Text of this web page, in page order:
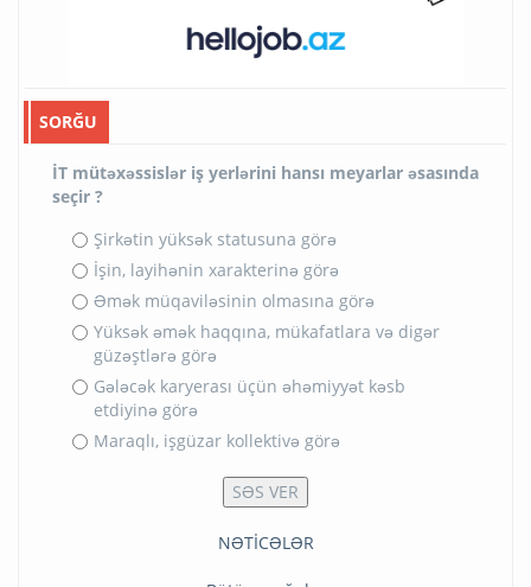
SORĞU
İT mütəxəssislər iş yerlərini hansı meyarlar əsasında
seçir ?
Şirkətin yüksək statusuna görə
İşin, layihənin xarakterinə görə
Əmək müqaviləsinin olmasına görə
Yüksək əmək haqqına, mükafatlara və digər
güzəştlərə görə
Gələcək karyerası üçün əhəmiyyət kəsb
etdiyinə görə
Maraqlı, işgüzar kollektivə görə
NƏTİCƏLƏR